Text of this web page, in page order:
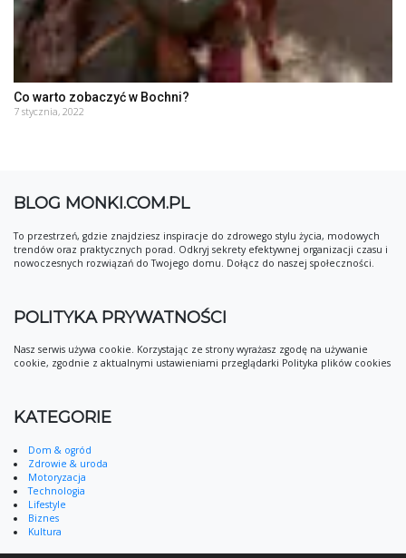
Co warto zobaczyć w Bochni?
7 stycznia, 2022
BLOG MONKI.COM.PL
To przestrzeń, gdzie znajdziesz inspiracje do zdrowego stylu życia, modowych
trendów oraz praktycznych porad. Odkryj sekrety efektywnej organizacji czasu i
nowoczesnych rozwiązań do Twojego domu. Dołącz do naszej społeczności.
POLITYKA PRYWATNOŚCI
Nasz serwis używa cookie. Korzystając ze strony wyrażasz zgodę na używanie
cookie, zgodnie z aktualnymi ustawieniami przeglądarki Polityka plików cookies
KATEGORIE
Dom & ogród
Zdrowie & uroda
Motoryzacja
Technologia
Lifestyle
Biznes
Kultura